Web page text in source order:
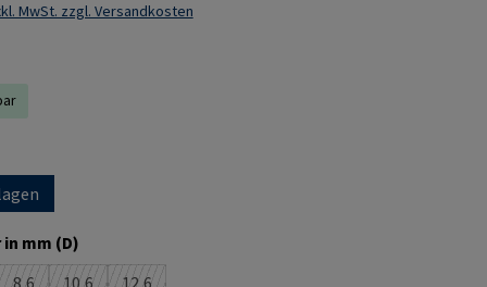
MwSt. zzgl. Versandkosten
mm (D)auswählen